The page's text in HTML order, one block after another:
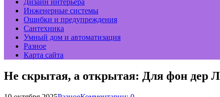
Дизайн интерьера
Инженерные системы
Ошибки и предупреждения
Сантехника
Умный дом и автоматизация
Разное
Карта сайта
Не скрытая, а открытая: Для фон дер